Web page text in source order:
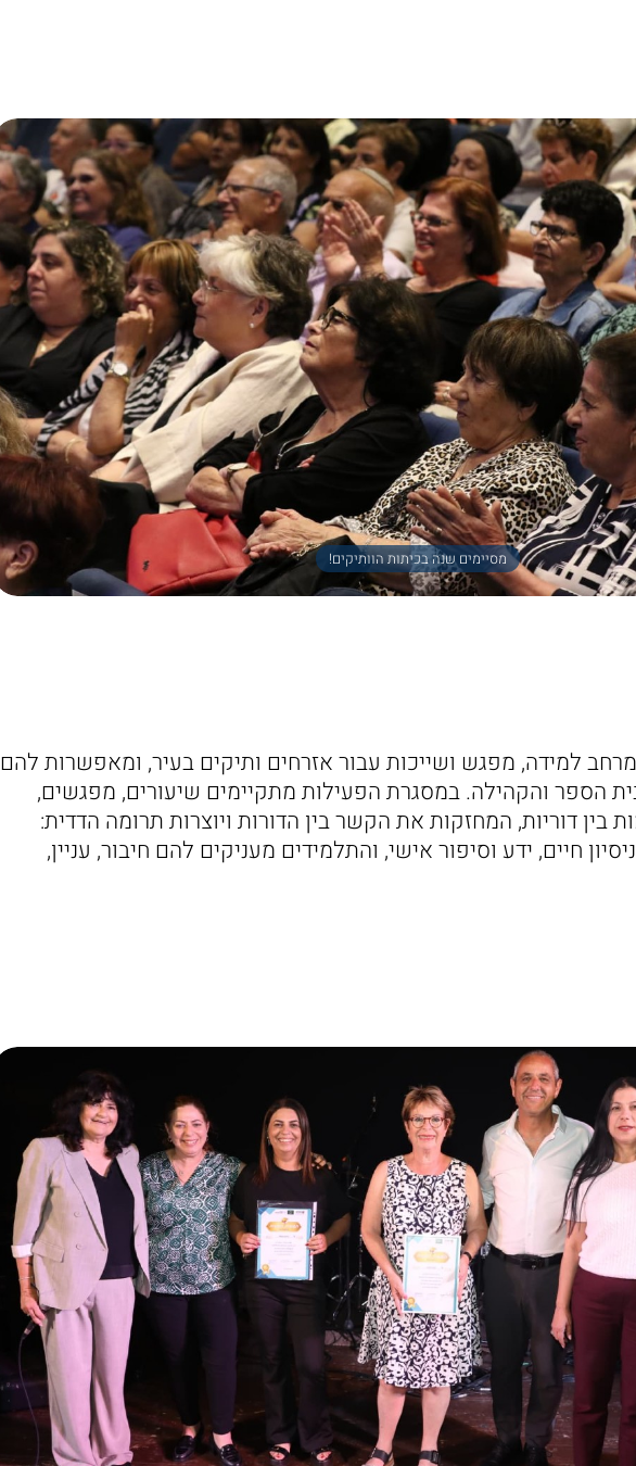
מסיימים שנה בכיתות הוותיקים!
למידה, מפגש ושייכות עבור אזרחים ותיקים בעיר, ומאפשרות להם
הספר והקהילה. במסגרת הפעילות מתקיימים שיעורים, מפגשים,
בין דוריות, המחזקות את הקשר בין הדורות ויוצרות תרומה הדדית:
חיים, ידע וסיפור אישי, והתלמידים מעניקים להם חיבור, עניין,